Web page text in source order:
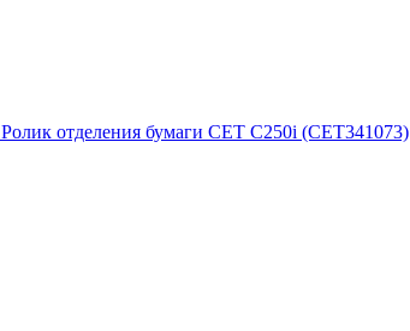
Ролик отделения бумаги CET C250i (CET341073)